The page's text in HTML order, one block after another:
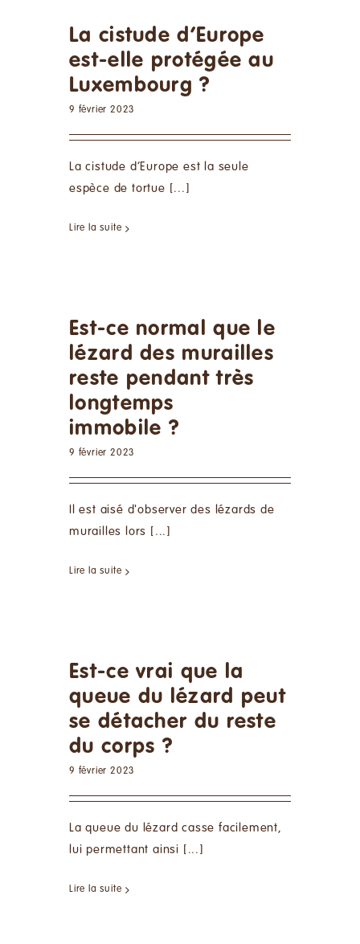
La cistude d’Europe
est-elle protégée au
Luxembourg ?
9 février 2023
La cistude d’Europe est la seule
espèce de tortue [...]
Lire la suite
Est-ce normal que le
lézard des murailles
reste pendant très
longtemps
immobile ?
9 février 2023
Il est aisé d'observer des lézards de
murailles lors [...]
Lire la suite
Est-ce vrai que la
queue du lézard peut
se détacher du reste
du corps ?
9 février 2023
La queue du lézard casse facilement,
lui permettant ainsi [...]
Lire la suite